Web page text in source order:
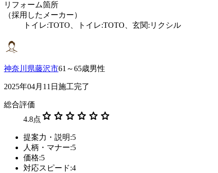
リフォーム箇所
（採用したメーカー）
トイレ:TOTO、トイレ:TOTO、玄関:リクシル
神奈川県藤沢市61～65歳男性
2025年04月11日施工完了
総合評価
4.8点 star star star star star star
提案力・説明:5
人柄・マナー:5
価格:5
対応スピード:4